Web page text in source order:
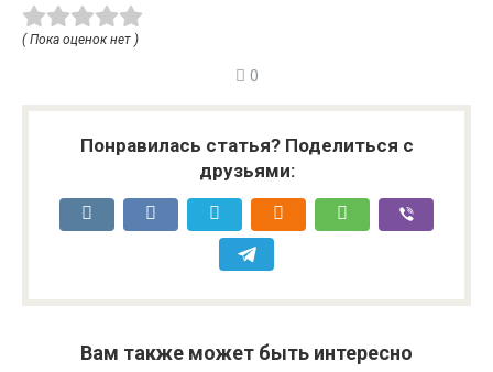
( Пока оценок нет )
0
Понравилась статья? Поделиться с
друзьями:
Вам также может быть интересно